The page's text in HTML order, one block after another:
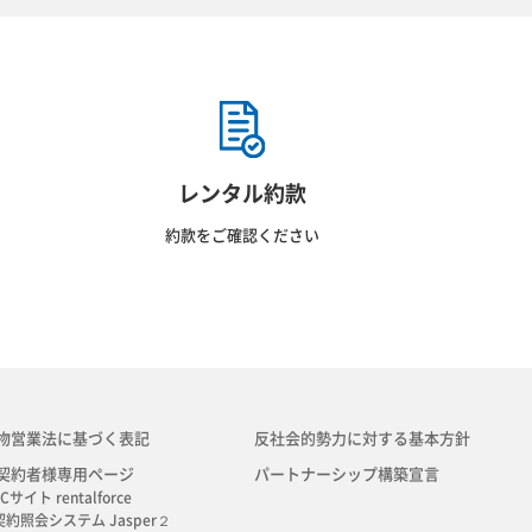
レンタル約款
約款をご確認ください
営業法に基づく表記
約者様専用ページ
サイト rentalforce
約照会システム Jasper２
反社会的勢力に対する基本方針
パートナーシップ構築宣言